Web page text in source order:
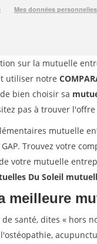
sur la mutuelle
utiliser notre
bien choisir sa
pas à trouver
mutuelle
Trouvez votre
votre mutuelle
Du Soleil
meilleure
santé, dites « hors